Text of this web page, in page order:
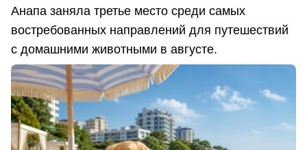
Анапа заняла третье место среди самых
востребованных направлений для путешествий
с домашними животными в августе.